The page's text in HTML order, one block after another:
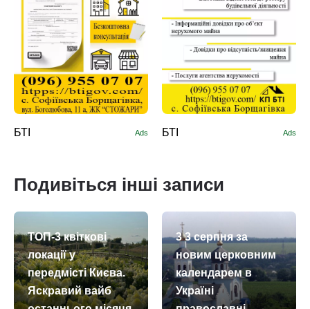
БТІ Ads БТІ Ads
Подивіться інші записи
ТОП-3 квіткові
локації у
передмісті Києва.
Яскравий вайб
3 3 серпня за
новим церковним
календарем в
Україні